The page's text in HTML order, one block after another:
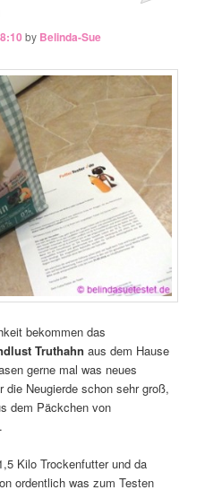
by Belinda-Sue
bekommen das
Truthahn aus dem Hause
gerne mal was neues
Neugierde schon sehr groß,
dem Päckchen von
Kilo Trockenfutter und da
ordentlich was zum Testen